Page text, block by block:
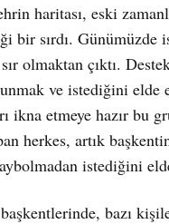
haritası, eski
bir sırdı. Günümüzde
olmaktan çıktı.
ve istediğini elde
ikna etmeye hazır bu
herkes, artık
istediğini
bazı